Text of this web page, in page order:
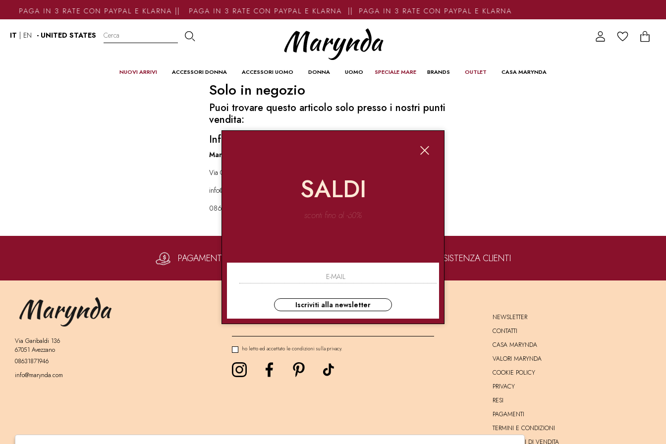
PAGA IN 3 RATE CON PAYPAL E KLARNA || PAGA IN 3 RATE CON PAYPAL E KLARNA || PAGA IN 3 RATE CON PAYPAL E KLARNA
IT EN - UNITED STATES
NUOVI ARRIVI ACCESSORI DONNA ACCESSORI UOMO DONNA UOMO SPECIALE MARE BRANDS OUTLET CASA MARYNDA
Solo in negozio
Puoi trovare questo articolo solo presso i nostri punti
vendita:
Info contatti
Marynda
Via Garibaldi 136 67051 Avezzano
info@marynda.com
08631871946
PAGAMENTI SICURI ASSISTENZA CLIENTI
Via Garibaldi 136
67051 Avezzano
08631871946
info@marynda.com
NEWSLETTER
ho letto ed accettato le condizioni sulla privacy.
NEWSLETTER
CONTATTI
CASA MARYNDA
VALORI MARYNDA
COOKIE POLICY
PRIVACY
RESI
PAGAMENTI
TERMINI E CONDIZIONI
CONDIZIONI DI VENDITA
SALDI
sconti fino al -60%
Iscriviti alla newsletter